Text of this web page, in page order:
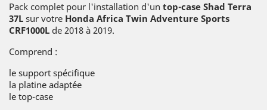
Pack complet pour l'installation d'un top-case Shad Terra
37L sur votre Honda Africa Twin Adventure Sports
CRF1000L de 2018 à 2019.
Comprend :
le support spécifique
la platine adaptée
le top-case